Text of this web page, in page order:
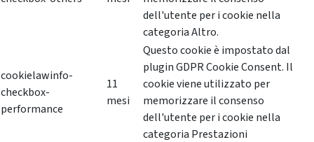
dell'utente per i cookie nella
categoria Altro.
cookielawinfo-
checkbox-
performance
11
mesi
Questo cookie è impostato dal
plugin GDPR Cookie Consent. Il
cookie viene utilizzato per
memorizzare il consenso
dell'utente per i cookie nella
categoria Prestazioni